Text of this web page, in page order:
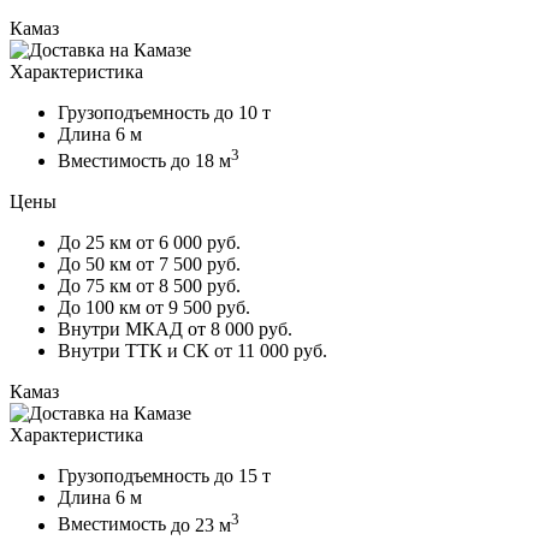
Камаз
Характеристика
Грузоподъемность до 10 т
Длина 6 м
Вместимость до 18 м3
Цены
До 25 км от 6 000 руб.
До 50 км от 7 500 руб.
До 75 км от 8 500 руб.
До 100 км от 9 500 руб.
Внутри МКАД от 8 000 руб.
Внутри ТТК и СК от 11 000 руб.
Камаз
Характеристика
Грузоподъемность до 15 т
Длина 6 м
Вместимость до 23 м3